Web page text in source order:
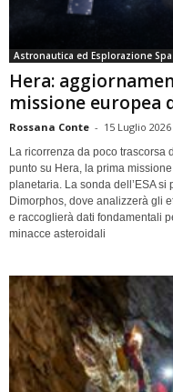
Astronautica ed Esplorazione
Hera:
missione europea
Rossana Conte - 15 Luglio 2026
La ricorrenza da poco trascorsa
punto su Hera, la prima
planetaria. La sonda dell’ESA
Dimorphos, dove analizzerà gli
e raccoglierà dati fondamentali
minacce asteroidali